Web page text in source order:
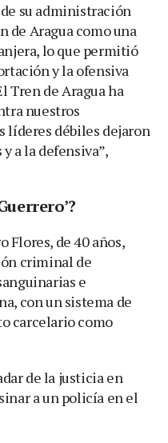
su administración
de Aragua como una
lo que permitió
y la ofensiva
Tren de Aragua ha
nuestros
líderes débiles dejaron
a la defensiva”,
Flores, de 40 años,
criminal de
e
con un sistema de
carcelario como
de la justicia en
a un policía en el